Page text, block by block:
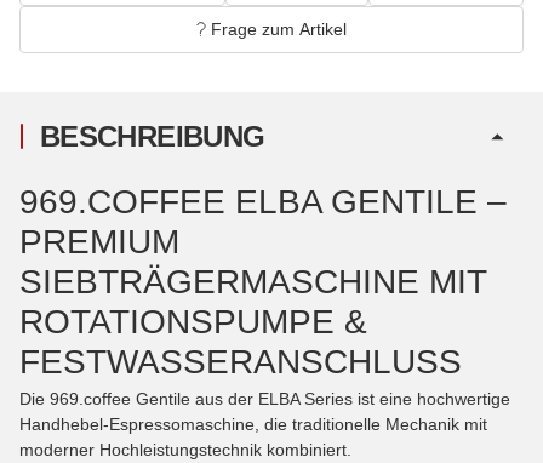
Frage zum Artikel
BESCHREIBUNG
969.COFFEE ELBA GENTILE –
PREMIUM
SIEBTRÄGERMASCHINE MIT
ROTATIONSPUMPE &
FESTWASSERANSCHLUSS
Die 969.coffee Gentile aus der ELBA Series ist eine hochwertige
Handhebel-Espressomaschine, die traditionelle Mechanik mit
moderner Hochleistungstechnik kombiniert.